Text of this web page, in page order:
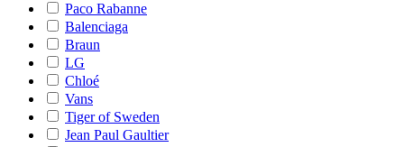
Paco Rabanne
Balenciaga
Braun
LG
Chloé
Vans
Tiger of Sweden
Jean Paul Gaultier